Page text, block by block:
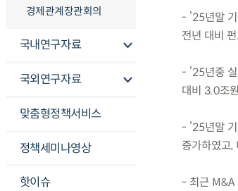
경제관계장관회의
국내연구자료
국외연구자료
맞춤형정책서비스
정책세미나영상
핫이슈
- ’25년말
전년 대비
- ’25년중
대비 3.0조
- ’25년말
증가하였고
- 최근 M&A